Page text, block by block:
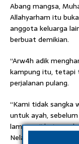
Abang mangsa,
Allahyarham itu
anggota keluarga
berbuat demikian.
“Arw4h adik
kampung itu, tetapi
perjalanan pulang.
“Kami tidak sangka
untuk ayah,
lamanya,” katanya
Nelayan hari ini.